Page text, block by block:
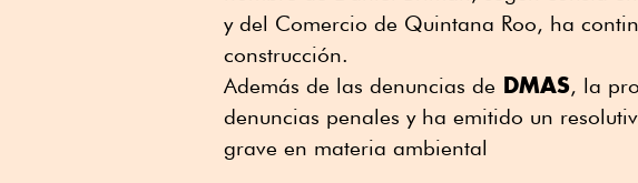
y del Comercio de Quintana Roo, ha
construcción.
Además de las denuncias de DMAS, la
denuncias penales y ha emitido un
grave en materia ambiental